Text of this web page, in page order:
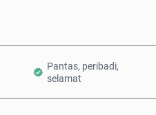
Pantas, peribadi,
selamat